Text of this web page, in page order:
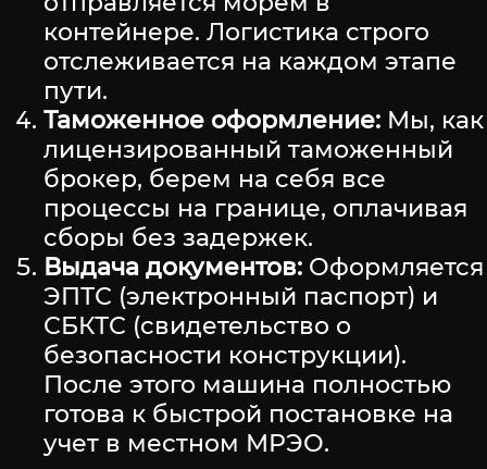
контейнере. Логистика строго
отслеживается на каждом этапе
пути.
Таможенное оформление: Мы, как
лицензированный таможенный
брокер, берем на себя все
процессы на границе, оплачивая
сборы без задержек.
Выдача документов: Оформляется
ЭПТС (электронный паспорт) и
СБКТС (свидетельство о
безопасности конструкции).
После этого машина полностью
готова к быстрой постановке на
учет в местном МРЭО.